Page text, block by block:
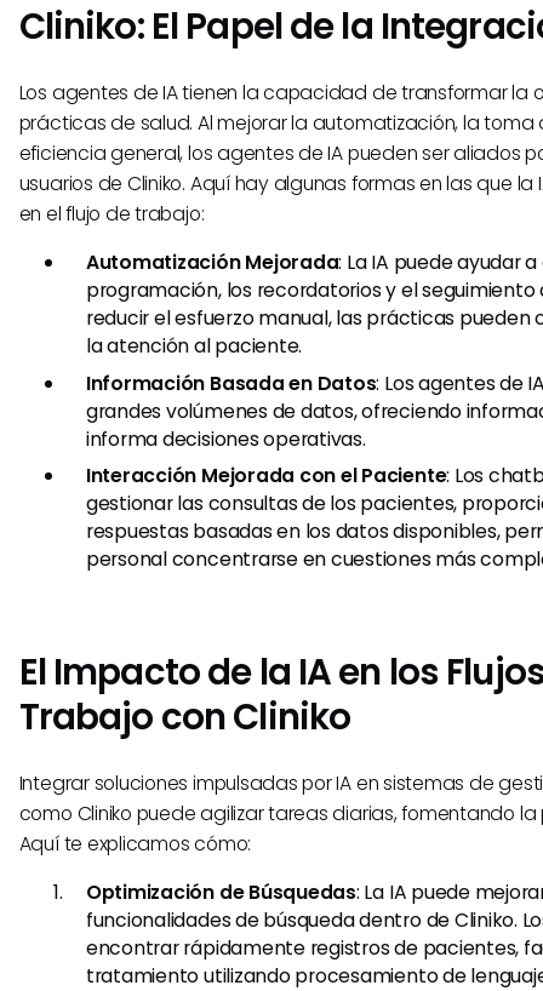
Cliniko: El Papel de la
Los agentes de IA tienen la capacidad de transformar la
prácticas de salud. Al mejorar la automatización, la toma
eficiencia general, los agentes de IA pueden ser aliados
usuarios de Cliniko. Aquí hay algunas formas en las que
en el flujo de trabajo:
Automatización Mejorada: La IA puede ayudar
programación, los recordatorios y el seguimiento
reducir el esfuerzo manual, las prácticas pueden
la atención al paciente.
Información Basada en Datos: Los agentes de
grandes volúmenes de datos, ofreciendo
informa decisiones operativas.
Interacción Mejorada con el Paciente: Los
gestionar las consultas de los pacientes,
respuestas basadas en los datos disponibles,
personal concentrarse en cuestiones más
El Impacto de la IA en los
Trabajo con Cliniko
Integrar soluciones impulsadas por IA en sistemas de
como Cliniko puede agilizar tareas diarias, fomentando
Aquí te explicamos cómo:
Optimización de Búsquedas: La IA puede
funcionalidades de búsqueda dentro de Cliniko.
encontrar rápidamente registros de pacientes,
tratamiento utilizando procesamiento de